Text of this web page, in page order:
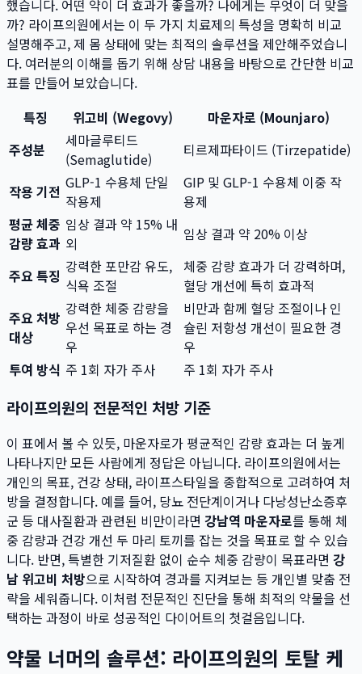
했습니다. 어떤 약이 더 효과가 좋을까? 나에게는 무엇이 더 맞을
까? 라이프의원에서는 이 두 가지 치료제의 특성을 명확히 비교
설명해주고, 제 몸 상태에 맞는 최적의 솔루션을 제안해주었습니
다. 여러분의 이해를 돕기 위해 상담 내용을 바탕으로 간단한 비교
표를 만들어 보았습니다.
특징
위고비 (Wegovy)
마운자로 (Mounjaro)
주성분
세마글루티드
(Semaglutide)
티르제파타이드 (Tirzepatide)
작용 기전 GLP-1 수용체 단일
작용제
GIP 및 GLP-1 수용체 이중 작
용제
평균 체중
감량 효과
임상 결과 약 15% 내
외
임상 결과 약 20% 이상
주요 특징 강력한 포만감 유도,
식욕 조절
체중 감량 효과가 더 강력하며,
혈당 개선에 특히 효과적
주요 처방
대상
강력한 체중 감량을
우선 목표로 하는 경
우
비만과 함께 혈당 조절이나 인
슐린 저항성 개선이 필요한 경
우
투여 방식 주 1회 자가 주사 주 1회 자가 주사
라이프의원의 전문적인 처방 기준
이 표에서 볼 수 있듯, 마운자로가 평균적인 감량 효과는 더 높게
나타나지만 모든 사람에게 정답은 아닙니다. 라이프의원에서는
개인의 목표, 건강 상태, 라이프스타일을 종합적으로 고려하여 처
방을 결정합니다. 예를 들어, 당뇨 전단계이거나 다낭성난소증후
군 등 대사질환과 관련된 비만이라면 강남역 마운자로를 통해 체
중 감량과 건강 개선 두 마리 토끼를 잡는 것을 목표로 할 수 있습
니다. 반면, 특별한 기저질환 없이 순수 체중 감량이 목표라면 강
남 위고비 처방으로 시작하여 경과를 지켜보는 등 개인별 맞춤 전
략을 세워줍니다. 이처럼 전문적인 진단을 통해 최적의 약물을 선
택하는 과정이 바로 성공적인 다이어트의 첫걸음입니다.
약물 너머의 솔루션: 라이프의원의 토탈 케